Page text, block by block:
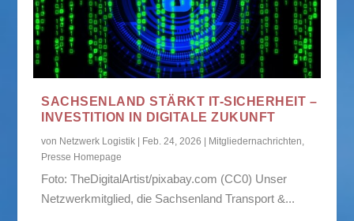
SACHSENLAND STÄRKT IT-SICHERHEIT –
INVESTITION IN DIGITALE ZUKUNFT
von Netzwerk Logistik Feb. 24, 2026 Mitgliedernachrichten,
Presse Homepage
Foto: TheDigitalArtist/pixabay.com (CC0) Unser
Netzwerkmitglied, die Sachsenland Transport &...